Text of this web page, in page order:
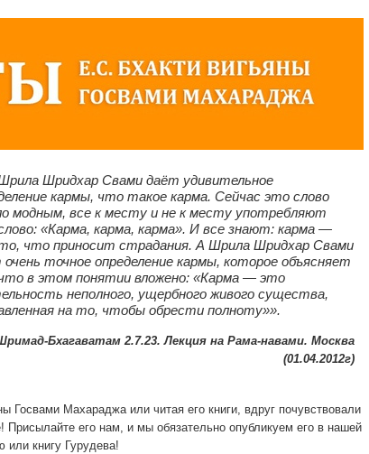
Шридхар Свами даёт удивительное
кармы, что такое карма. Сейчас это слово
модным, все к месту и не к месту употребляют
«Карма, карма, карма». И все знают: карма —
что приносит страдания. А Шрила Шридхар Свами
точное определение кармы, которое объясняет
в этом понятии вложено: «Карма — это
неполного, ущербного живого существа,
на то, чтобы обрести полноту»».
Бхагаватам 2.7.23. Лекция на Рама-навами. Москва
(01.04.2012г)
Махараджа или читая его книги, вдруг почувствовали
его нам, и мы обязательно опубликуем его в нашей
или книгу Гурудева!